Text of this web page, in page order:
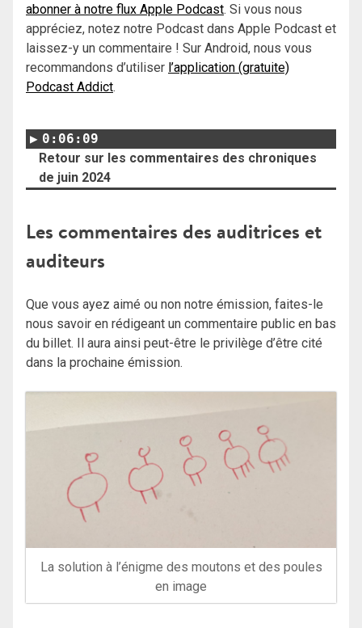
abonner à notre flux Apple Podcast. Si vous nous
appréciez, notez notre Podcast dans Apple Podcast et
laissez-y un commentaire ! Sur Android, nous vous
recommandons d’utiliser l’application (gratuite)
Podcast Addict.
0:06:09
Retour sur les commentaires des chroniques
de juin 2024
Les commentaires des auditrices et
auditeurs
Que vous ayez aimé ou non notre émission, faites-le
nous savoir en rédigeant un commentaire public en bas
du billet. Il aura ainsi peut-être le privilège d’être cité
dans la prochaine émission.
La solution à l’énigme des moutons et des poules
en image